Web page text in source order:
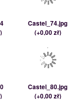
)
Castel_74.jpg
(+0,00 zł)
)
Castel_80.jpg
(+0,00 zł)